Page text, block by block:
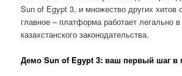
Sun of Egypt 3, и множество других хитов
главное – платформа работает легально
казахстанского законодательства.
Демо Sun of Egypt 3: ваш первый шаг в